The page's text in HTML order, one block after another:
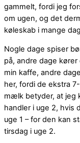
gammelt, fordi jeg
om ugen, og det
køleskab i mange
Nogle dage spiser
på, andre dage
min kaffe, andre
her, fordi de ekstra
mælk betyder, at jeg
handler i uge 2, hvis
uge 1 – for den kan
tirsdag i uge 2.